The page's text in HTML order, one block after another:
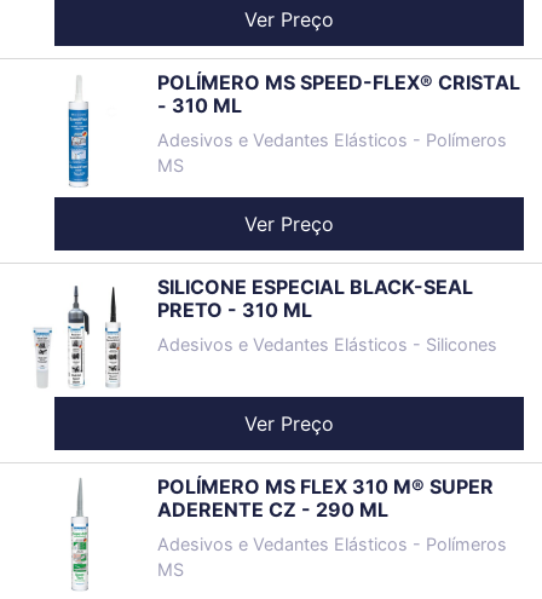
Ver Preço
POLÍMERO MS SPEED-FLEX® CRISTAL
- 310 ML
Adesivos e Vedantes Elásticos - Polímeros
MS
Ver Preço
SILICONE ESPECIAL BLACK-SEAL
PRETO - 310 ML
Adesivos e Vedantes Elásticos - Silicones
Ver Preço
POLÍMERO MS FLEX 310 M® SUPER
ADERENTE CZ - 290 ML
Adesivos e Vedantes Elásticos - Polímeros
MS